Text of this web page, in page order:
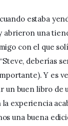
estaba
abrieron una
con el que
deberías
Y es
un buen libro de
experiencia
una buena